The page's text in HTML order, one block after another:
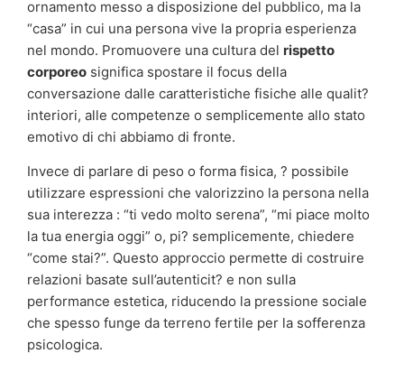
ornamento messo a disposizione del pubblico, ma la
“casa” in cui una persona vive la propria esperienza
nel mondo. Promuovere una cultura del rispetto
corporeo significa spostare il focus della
conversazione dalle caratteristiche fisiche alle qualit?
interiori, alle competenze o semplicemente allo stato
emotivo di chi abbiamo di fronte.
Invece di parlare di peso o forma fisica, ? possibile
utilizzare espressioni che valorizzino la persona nella
sua interezza : “ti vedo molto serena”, “mi piace molto
la tua energia oggi” o, pi? semplicemente, chiedere
“come stai?”. Questo approccio permette di costruire
relazioni basate sull’autenticit? e non sulla
performance estetica, riducendo la pressione sociale
che spesso funge da terreno fertile per la sofferenza
psicologica.